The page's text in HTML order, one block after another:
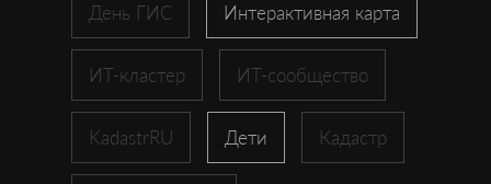
День ГИС Интерактивная карта
ИТ-кластер ИТ-сообщество
KadastrRU Дети Кадастр